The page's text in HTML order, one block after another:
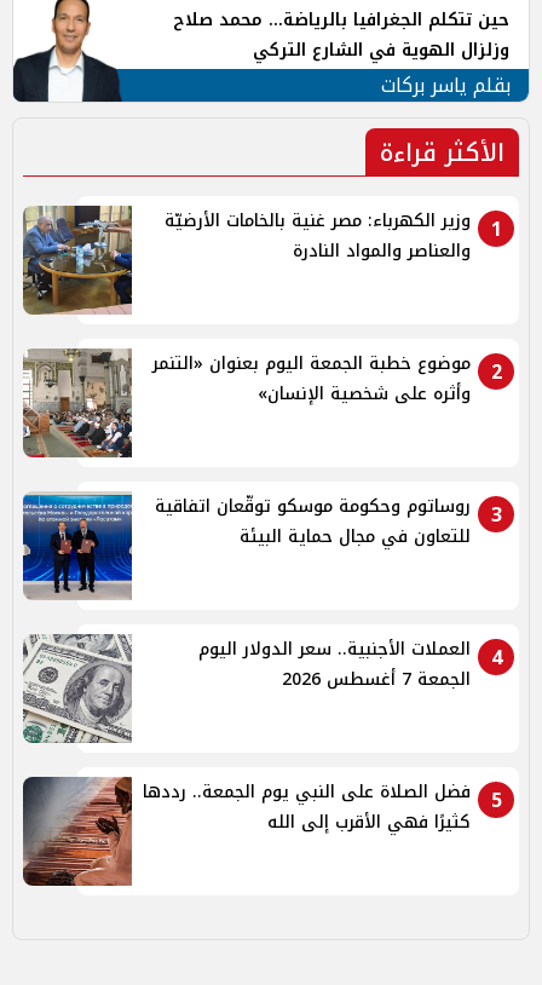
حين تتكلم الجغرافيا بالرياضة... محمد صلاح
وزلزال الهوية في الشارع التركي
بقلم ياسر بركات
الأكثر قراءة
1
وزير الكهرباء: مصر غنية بالخامات الأرضيّة
والعناصر والمواد النادرة
2
موضوع خطبة الجمعة اليوم بعنوان «التنمر
وأثره على شخصية الإنسان»
3
روساتوم وحكومة موسكو توقّعان اتفاقية
للتعاون في مجال حماية البيئة
4
العملات الأجنبية.. سعر الدولار اليوم
الجمعة 7 أغسطس 2026
5
فضل الصلاة على النبي يوم الجمعة.. رددها
كثيرًا فهي الأقرب إلى الله